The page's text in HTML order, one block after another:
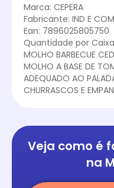
Marca: CEPERA
Fabricante: IND E COM
Ean: 7896025805750
Quantidade por Caixa:
MOLHO BARBECUE
MOLHO A BASE DE
ADEQUADO AO
CHURRASCOS E
Veja como é
na